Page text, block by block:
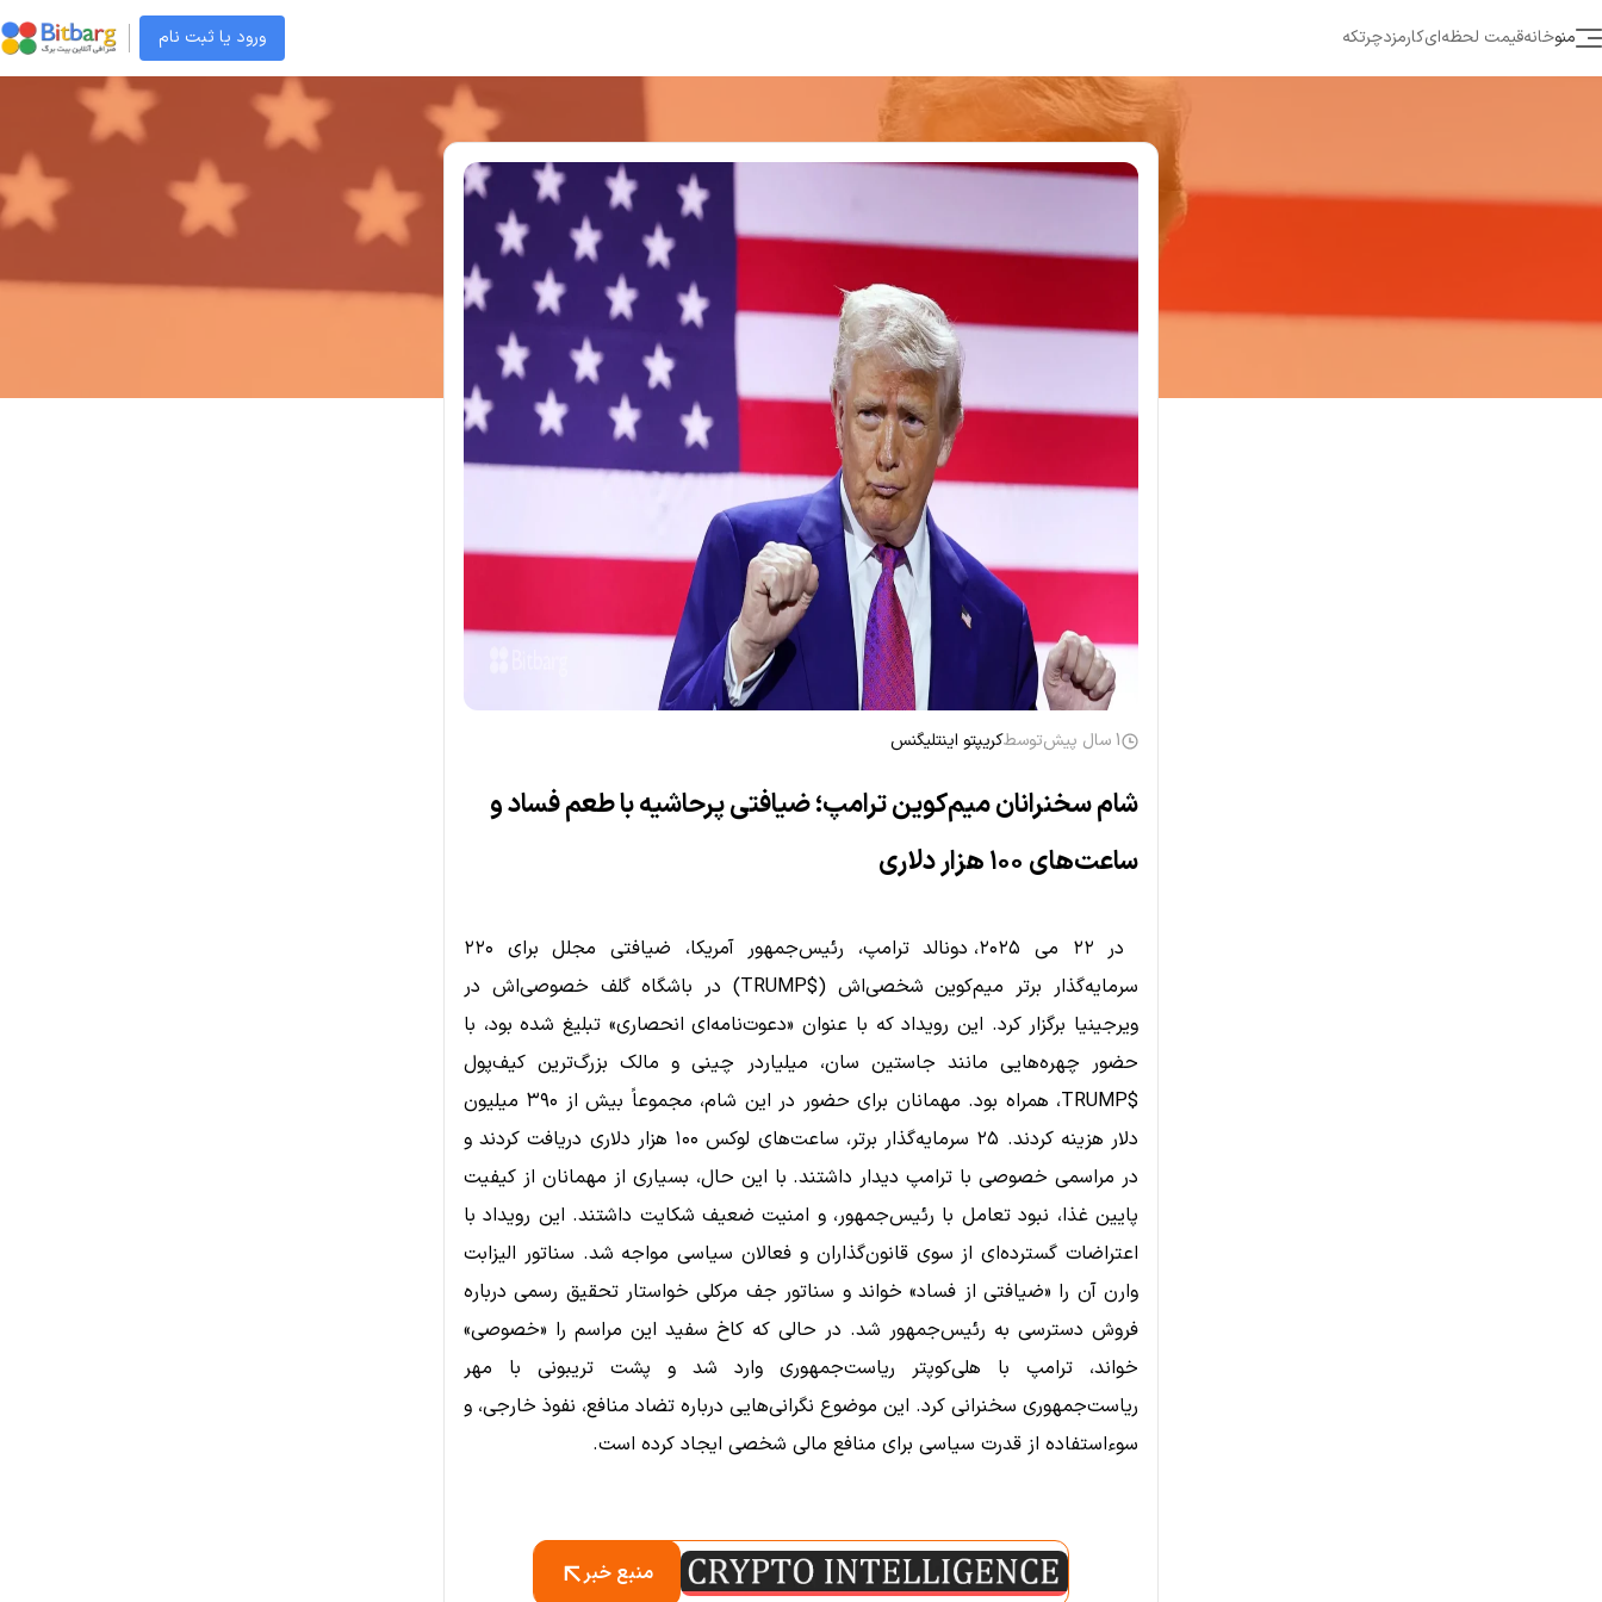
ورود یا ثبت نام چرتکهکارمزدقیمت لحظه‌ایخانهمنو
1 سال پیش توسطکریپتو اینتلیگنس
شام سخنرانان میم‌کوین ترامپ؛ ضیافتی پرحاشیه با طعم فساد و
ساعت‌های ۱۰۰ هزار دلاری
در ۲۲ می ۲۰۲۵، دونالد ترامپ، رئیس‌جمهور آمریکا، ضیافتی مجلل برای ۲۲۰
سرمایه‌گذار برتر میم‌کوین شخصی‌اش ($TRUMP) در باشگاه گلف خصوصی‌اش در
ویرجینیا برگزار کرد. این رویداد که با عنوان «دعوت‌نامه‌ای انحصاری» تبلیغ شده بود، با
حضور چهره‌هایی مانند جاستین سان، میلیاردر چینی و مالک بزرگ‌ترین کیف‌پول
$TRUMP، همراه بود. مهمانان برای حضور در این شام، مجموعاً بیش از ۳۹۰ میلیون
دلار هزینه کردند. ۲۵ سرمایه‌گذار برتر، ساعت‌های لوکس ۱۰۰ هزار دلاری دریافت کردند و
در مراسمی خصوصی با ترامپ دیدار داشتند. با این حال، بسیاری از مهمانان از کیفیت
پایین غذا، نبود تعامل با رئیس‌جمهور، و امنیت ضعیف شکایت داشتند. این رویداد با
اعتراضات گسترده‌ای از سوی قانون‌گذاران و فعالان سیاسی مواجه شد. سناتور الیزابت
وارن آن را «ضیافتی از فساد» خواند و سناتور جف مرکلی خواستار تحقیق رسمی درباره
فروش دسترسی به رئیس‌جمهور شد. در حالی که کاخ سفید این مراسم را «خصوصی»
خواند، ترامپ با هلی‌کوپتر ریاست‌جمهوری وارد شد و پشت تریبونی با مهر
ریاست‌جمهوری سخنرانی کرد. این موضوع نگرانی‌هایی درباره تضاد منافع، نفوذ خارجی، و
سوءاستفاده از قدرت سیاسی برای منافع مالی شخصی ایجاد کرده است.
منبع خبر